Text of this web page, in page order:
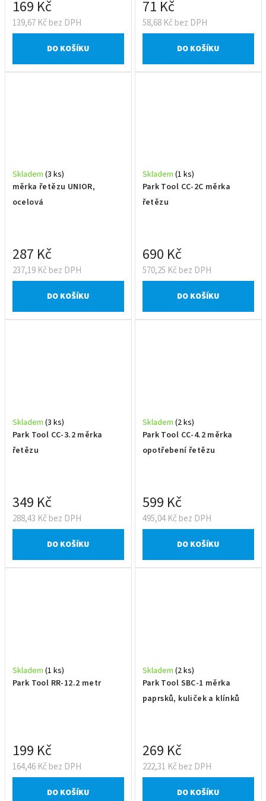
139,67 Kč bez DPH
169 Kč
DO KOŠÍKU
58,68 Kč bez DPH
71 Kč
DO KOŠÍKU
měrka řetězu UNIOR,
ocelová
Skladem (3 ks)
237,19 Kč bez DPH
287 Kč
DO KOŠÍKU
Park Tool CC-2C měrka
řetězu
Skladem (1 ks)
570,25 Kč bez DPH
690 Kč
DO KOŠÍKU
Park Tool CC-3.2 měrka
řetězu
Skladem (3 ks)
288,43 Kč bez DPH
349 Kč
DO KOŠÍKU
Park Tool CC-4.2 měrka
opotřebení řetězu
Skladem (2 ks)
495,04 Kč bez DPH
599 Kč
DO KOŠÍKU
Park Tool RR-12.2 metr
Skladem (1 ks)
164,46 Kč bez DPH
199 Kč
DO KOŠÍKU
Park Tool SBC-1 měrka
paprsků, kuliček a klínků
Skladem (2 ks)
222,31 Kč bez DPH
269 Kč
DO KOŠÍKU